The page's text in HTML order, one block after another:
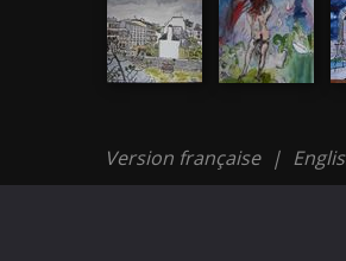
Version française |